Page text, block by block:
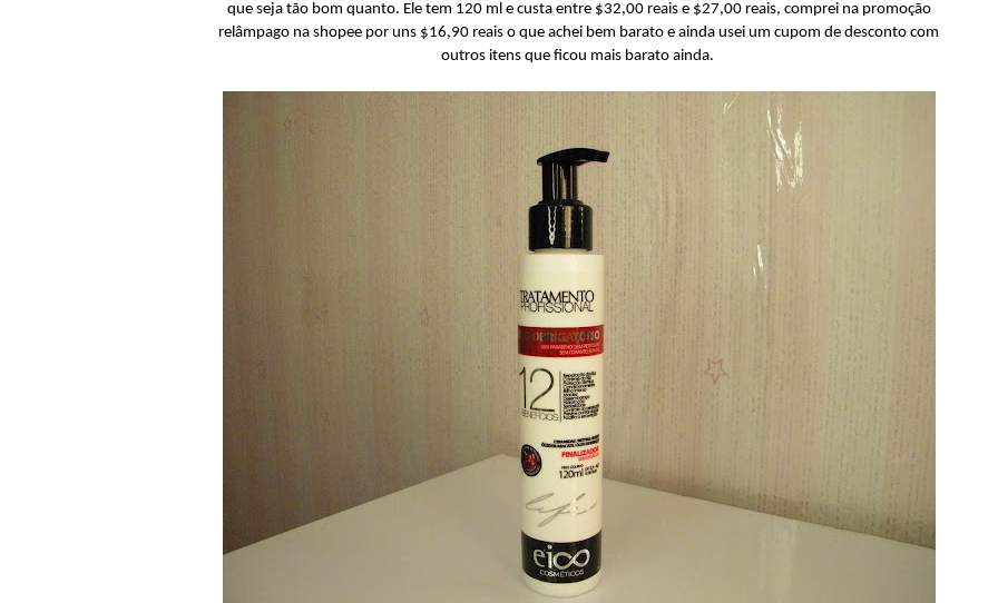
que seja tão bom quanto. Ele tem 120 ml e custa entre $32,00 reais e $27,00 reais, comprei na promoção
relâmpago na shopee por uns $16,90 reais o que achei bem barato e ainda usei um cupom de desconto com
outros itens que ficou mais barato ainda.